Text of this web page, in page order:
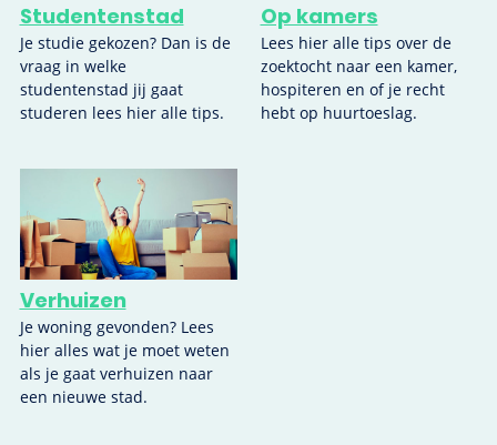
Studentenstad
Je studie gekozen? Dan is de
vraag in welke
studentenstad jij gaat
studeren lees hier alle tips.
Op kamers
Lees hier alle tips over de
zoektocht naar een kamer,
hospiteren en of je recht
hebt op huurtoeslag.
Verhuizen
Je woning gevonden? Lees
hier alles wat je moet weten
als je gaat verhuizen naar
een nieuwe stad.